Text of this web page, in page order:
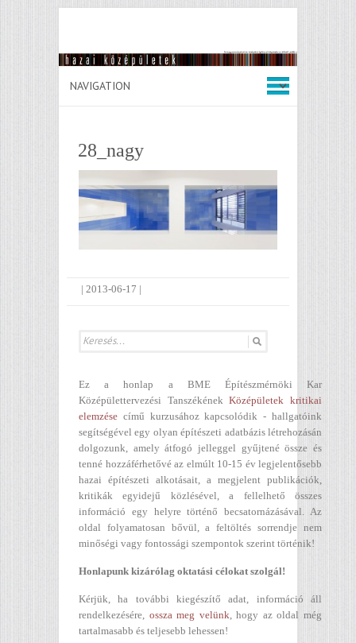
28_nagy
| 2013-06-17 |
Ez a honlap a BME Építészmérnöki Kar
Középülettervezési TanszékénekKözépületek kritikai
elemzése című kurzusához kapcsolódik - hallgatóink
segítségével egy olyan építészeti adatbázis létrehozásán
dolgozunk, amely átfogó jelleggel gyűjtené össze és
tenné hozzáférhetővé az elmúlt 10-15 év legjelentősebb
hazai építészeti alkotásait, a megjelent publikációk,
kritikák egyidejű közlésével, a fellelhető összes
információ egy helyre történő becsatornázásával. Az
oldal folyamatosan bővül, a feltöltés sorrendje nem
minőségi vagy fontossági szempontok szerint történik!
Honlapunk kizárólag oktatási célokat szolgál!
Kérjük, ha további kiegészítő adat, információ áll
rendelkezésére, ossza meg velünk , hogy az oldal még
tartalmasabb és teljesebb lehessen!